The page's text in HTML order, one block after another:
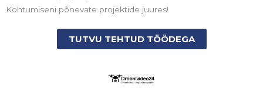
Kohtumiseni põnevate projektide juures!
TUTVU TEHTUD TÖÖDEGA